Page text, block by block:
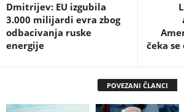
Dmitrijev: EU izgubila
3.000 milijardi evra zbog
odbacivanja ruske
energije
čeka
POVEZANI ČLANCI